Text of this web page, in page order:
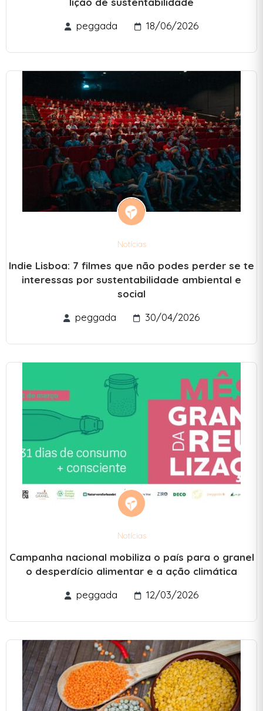
peggada
18/06/2026
Notícias
Indie Lisboa: 7 filmes que não podes perder se te
interessas por sustentabilidade ambiental e
social
peggada
30/04/2026
Notícias
Campanha nacional mobiliza o país para o granel
o desperdício alimentar e a ação climática
peggada
12/03/2026